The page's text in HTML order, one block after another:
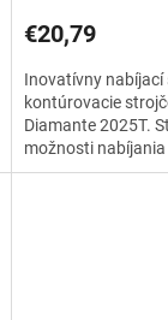
€20,79
Inovatívny nabíjací
kontúrovacie
Diamante 2025T.
možnosti
nabíjanie, ktoré